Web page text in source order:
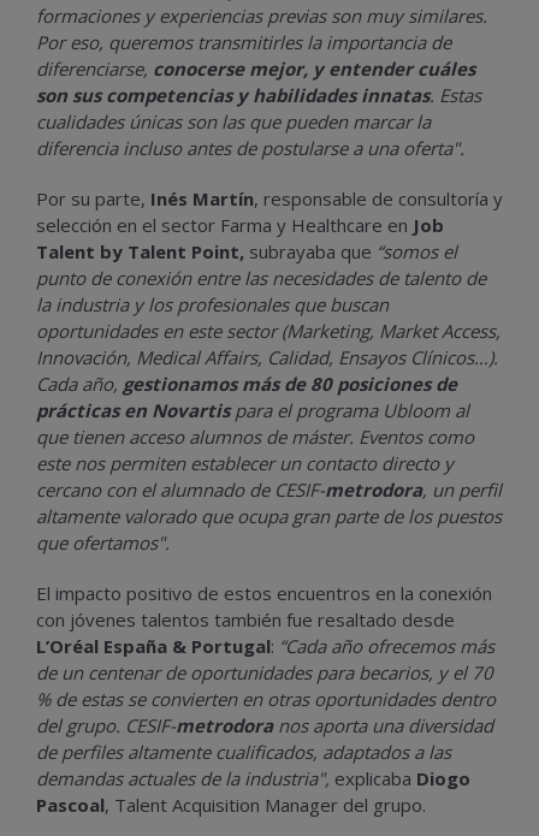
formaciones y experiencias previas son muy similares.
Por eso, queremos transmitirles la importancia de
diferenciarse, conocerse mejor, y entender cuáles
son sus competencias y habilidades innatas. Estas
cualidades únicas son las que pueden marcar la
diferencia incluso antes de postularse a una oferta".
Por su parte, Inés Martín, responsable de consultoría y
selección en el sector Farma y Healthcare en Job
Talent by Talent Point, subrayaba que “somos el
punto de conexión entre las necesidades de talento de
la industria y los profesionales que buscan
oportunidades en este sector (Marketing, Market Access,
Innovación, Medical Affairs, Calidad, Ensayos Clínicos…).
Cada año, gestionamos más de 80 posiciones de
prácticas en Novartispara el programa Ubloom al
que tienen acceso alumnos de máster. Eventos como
este nos permiten establecer un contacto directo y
cercano con el alumnado de CESIF-metrodora, un perfil
altamente valorado que ocupa gran parte de los puestos
que ofertamos".
El impacto positivo de estos encuentros en la conexión
con jóvenes talentos también fue resaltado desde
L’Oréal España & Portugal: “Cada año ofrecemos más
de un centenar de oportunidades para becarios, y el 70
% de estas se convierten en otras oportunidades dentro
del grupo. CESIF-metrodoranos aporta una diversidad
de perfiles altamente cualificados, adaptados a las
demandas actuales de la industria", explicaba Diogo
Pascoal, Talent Acquisition Manager del grupo.